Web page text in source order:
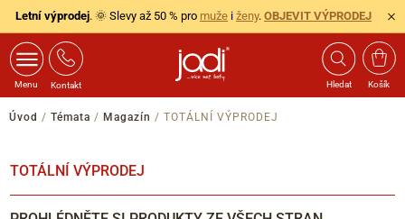
Letní výprodej. 🌞 Slevy až 50 % pro muže i ženy. OBJEVIT VÝPRODEJ
Menu Kontakt Hledat Košík
Úvod / Témata / Magazín / TOTÁLNÍ VÝPRODEJ
TOTÁLNÍ VÝPRODEJ